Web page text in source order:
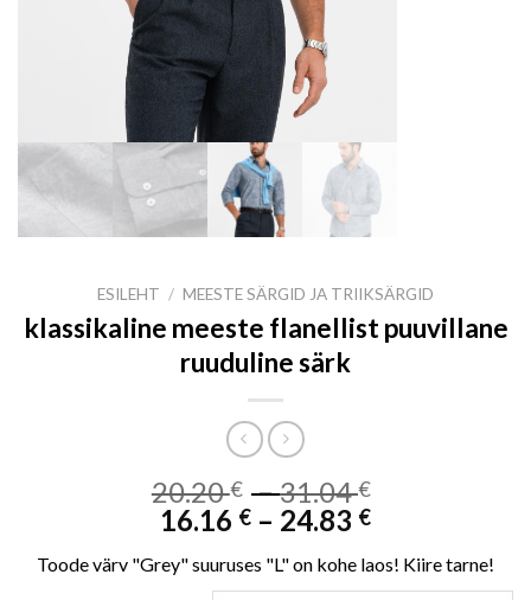
ESILEHT / MEESTE SÄRGID JA TRIIKSÄRGID
klassikaline meeste flanellist puuvillane
ruuduline särk
20.20€ –31.04€
through
16.16 € – 24.83 €Price
16.16 €
Toode värv "Grey" suuruses "L" on kohe laos! Kiire tarne!